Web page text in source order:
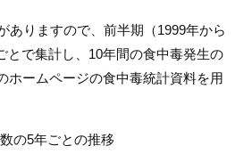
ありますので、前半期（1999年から
とで集計し、10年間の食中毒発生の
ホームページの食中毒統計資料を用
の5年ごとの推移